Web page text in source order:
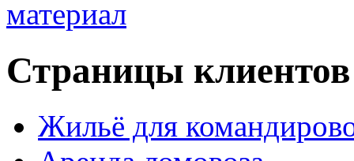
Страницы клиентов
Жильё для